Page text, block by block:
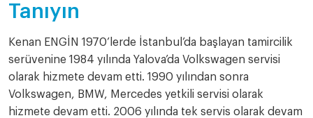
Tanıyın
Kenan ENGİN 1970’lerde İstanbul’da başlayan tamircilik
serüvenine 1984 yılında Yalova’da Volkswagen servisi
olarak hizmete devam etti. 1990 yılından sonra
Volkswagen, BMW, Mercedes yetkili servisi olarak
hizmete devam etti. 2006 yılında tek servis olarak devam